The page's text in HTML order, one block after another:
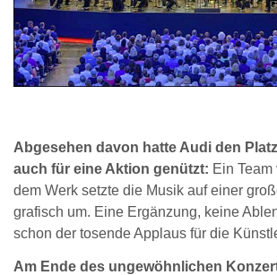
Abgesehen davon hatte Audi den
auch für eine Aktion genützt: Ein
dem Werk setzte die Musik auf einer
grafisch um. Eine Ergänzung, keine
schon der tosende Applaus für die
Am Ende des ungewöhnlichen